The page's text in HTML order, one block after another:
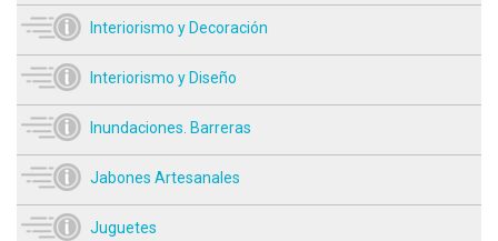
Interiorismo y Decoración
Interiorismo y Diseño
Inundaciones. Barreras
Jabones Artesanales
Juguetes